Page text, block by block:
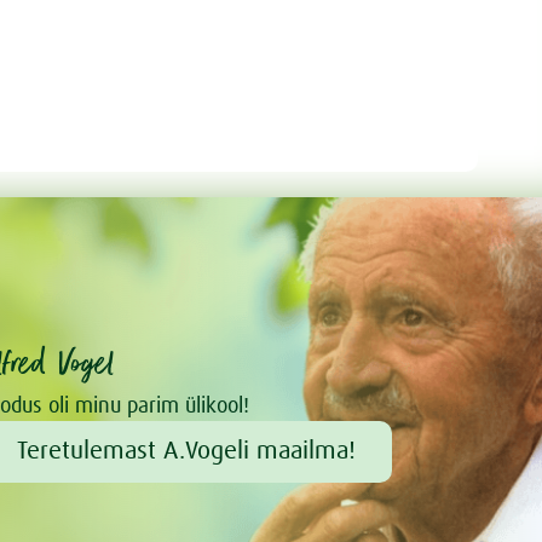
Vogel
oli minu parim ülikool!
Teretulemast A.Vogeli maailma!